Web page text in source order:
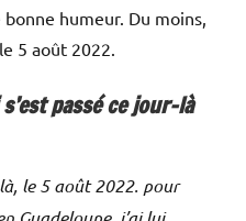
humeur. Du moins,
5 août 2022.
passé ce jour-là
le 5 août 2022. pour